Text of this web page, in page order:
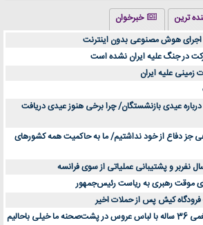
پر سود و رو‌ به‌ رشد در بازار ایران
شاید مشکل از این انتخاب باشد
اینجاست
زیبایی و افزایش مشتری کدام است؟
و فلت‌سام (فارسی)
| نکات مهم قبل از تصمیم‌گیری
دوم در ماهان شبکه ایرانیان
در سعادت آباد برای پرونده‌های حساس و کلان
خرید، قیمت و فروش در ایران
برای دویدن و استفاده روزمره | بررسی ۱۲ مدل برتر
ترین
خبرخوان
اجرای هوش مصنوعی بدون اینترنت
در جنگ علیه ایران نشده است
زمینی علیه ایران
عیدی بازنشستگان/ چرا برخی هنوز عیدی دریافت
جز دفاع از خود نداشتیم/ ما به حاکمیت همه کشورهای
نفربر و پشتیبانی عملیاتی از سوی فرانسه
موقت رهبری به ریاست رئیس‌جمهور
کیش پس از حملات اخیر